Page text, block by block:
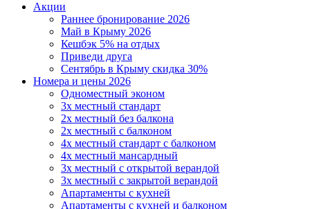
Акции
Раннее бронирование 2026
Май в Крыму 2026
Кешбэк 5% на отдых
Приведи друга
Сентябрь в Крыму скидка 30%
Номера и цены 2026
Одноместный эконом
3х местный стандарт
2х местный без балкона
2х местный с балконом
4х местный стандарт с балконом
4х местный мансардный
3х местный с открытой верандой
3х местный с закрытой верандой
Апартаменты с кухней
Апартаменты с кухней и балконом